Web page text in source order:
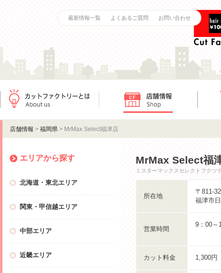
最新情報一覧 よくあるご質問 お問い合わせ
店舗情報 > 福岡県 > MrMax Select福津店
エリアから探す
北海道・東北エリア
関東・甲信越エリア
中部エリア
近畿エリア
MrMax Select福
ミスターマックスセレクトフクツ
所在地
〒811-
福津市
営業時間
9：00
カット料金 1,300円